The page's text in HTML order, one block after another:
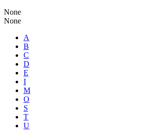
None
None
A
B
C
D
E
I
M
O
S
T
U